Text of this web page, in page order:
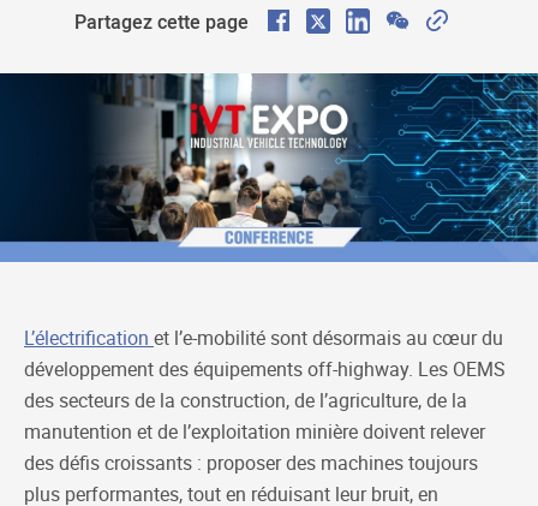
Partagez cette page
F
a
c
e
b
o
o
X L
i
n
k
e
d
I
W
e
C
h
a
t
C
o
p
y
L
i
n
L’électrification et l’e-mobilité sont désormais au cœur du
développement des équipements off-highway. Les OEMS
des secteurs de la construction, de l’agriculture, de la
manutention et de l’exploitation minière doivent relever
des défis croissants : proposer des machines toujours
plus performantes, tout en réduisant leur bruit, en